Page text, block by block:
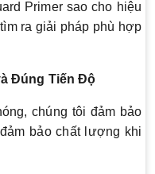
Primer sao cho hiệu
ra giải pháp phù hợp
Đúng Tiến Độ
chúng tôi đảm bảo
bảo chất lượng khi